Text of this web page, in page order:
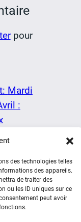
des technologies telles
des appareils.
de traiter des
ou les ID uniques sur ce
peut avoir
pour
Mardi
: